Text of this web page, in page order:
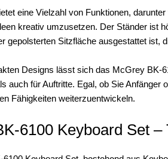
eine Vielzahl von Funktionen,
kreativ umzusetzen. Der Ständer ist
gepolsterten Sitzfläche ausgestattet ist,
Designs lässt sich das McGrey BK-
auch für Auftritte. Egal, ob Sie
Fähigkeiten weiterzuentwickeln.
6100 Keyboard Set –